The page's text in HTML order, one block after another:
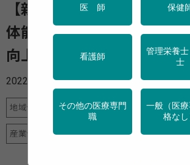
【新型コロナ】コロナ禍で
体能⼒が3倍以上も低下
向上が必要
2022年12月19日
地域保健 女性の健康 新型コロナ 栄養
産業保健 調査・統計 運動 高齢者
医 師 保健
看護師
管理栄養
士
その他の医療専門
職
一般（医
格なし